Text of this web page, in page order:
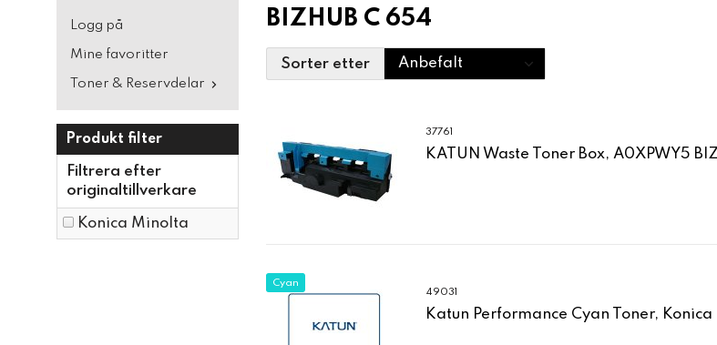
Logg på
Mine favoritter
Toner & Reservdelar
Produkt filter
Filtrera efter
originaltillverkare
Konica Minolta
BIZHUB C 654
Sorter etter
37761
KATUN Waste Toner Box, A0XPWY5
Cyan
49031
Katun Performance Cyan Toner,